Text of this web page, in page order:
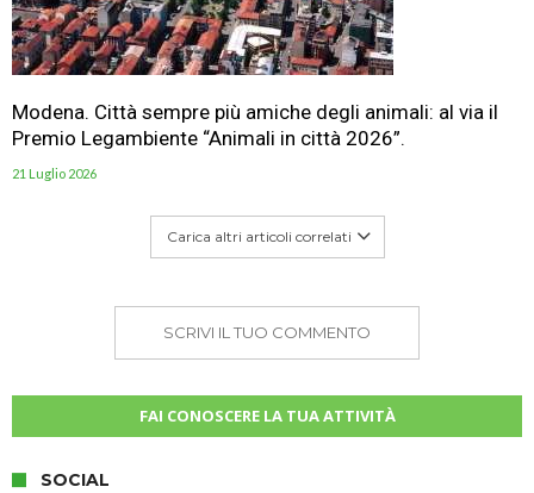
Modena. Città sempre più amiche degli animali: al via il
Premio Legambiente “Animali in città 2026”.
21 Luglio 2026
Carica altri articoli correlati
SCRIVI IL TUO COMMENTO
FAI CONOSCERE LA TUA ATTIVITÀ
SOCIAL